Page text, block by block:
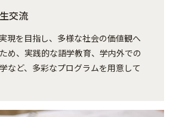
交流
現を目指し、多様な社会の価値観へ
め、実践的な語学教育、学内外での
など、多彩なプログラムを用意して